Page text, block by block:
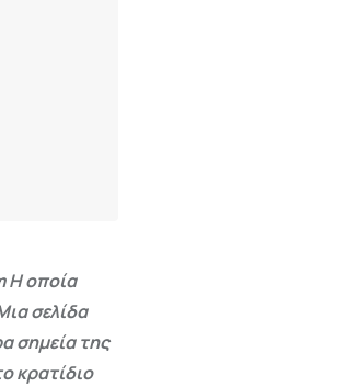
Η οποία
σελίδα
σημεία της
κρατίδιο